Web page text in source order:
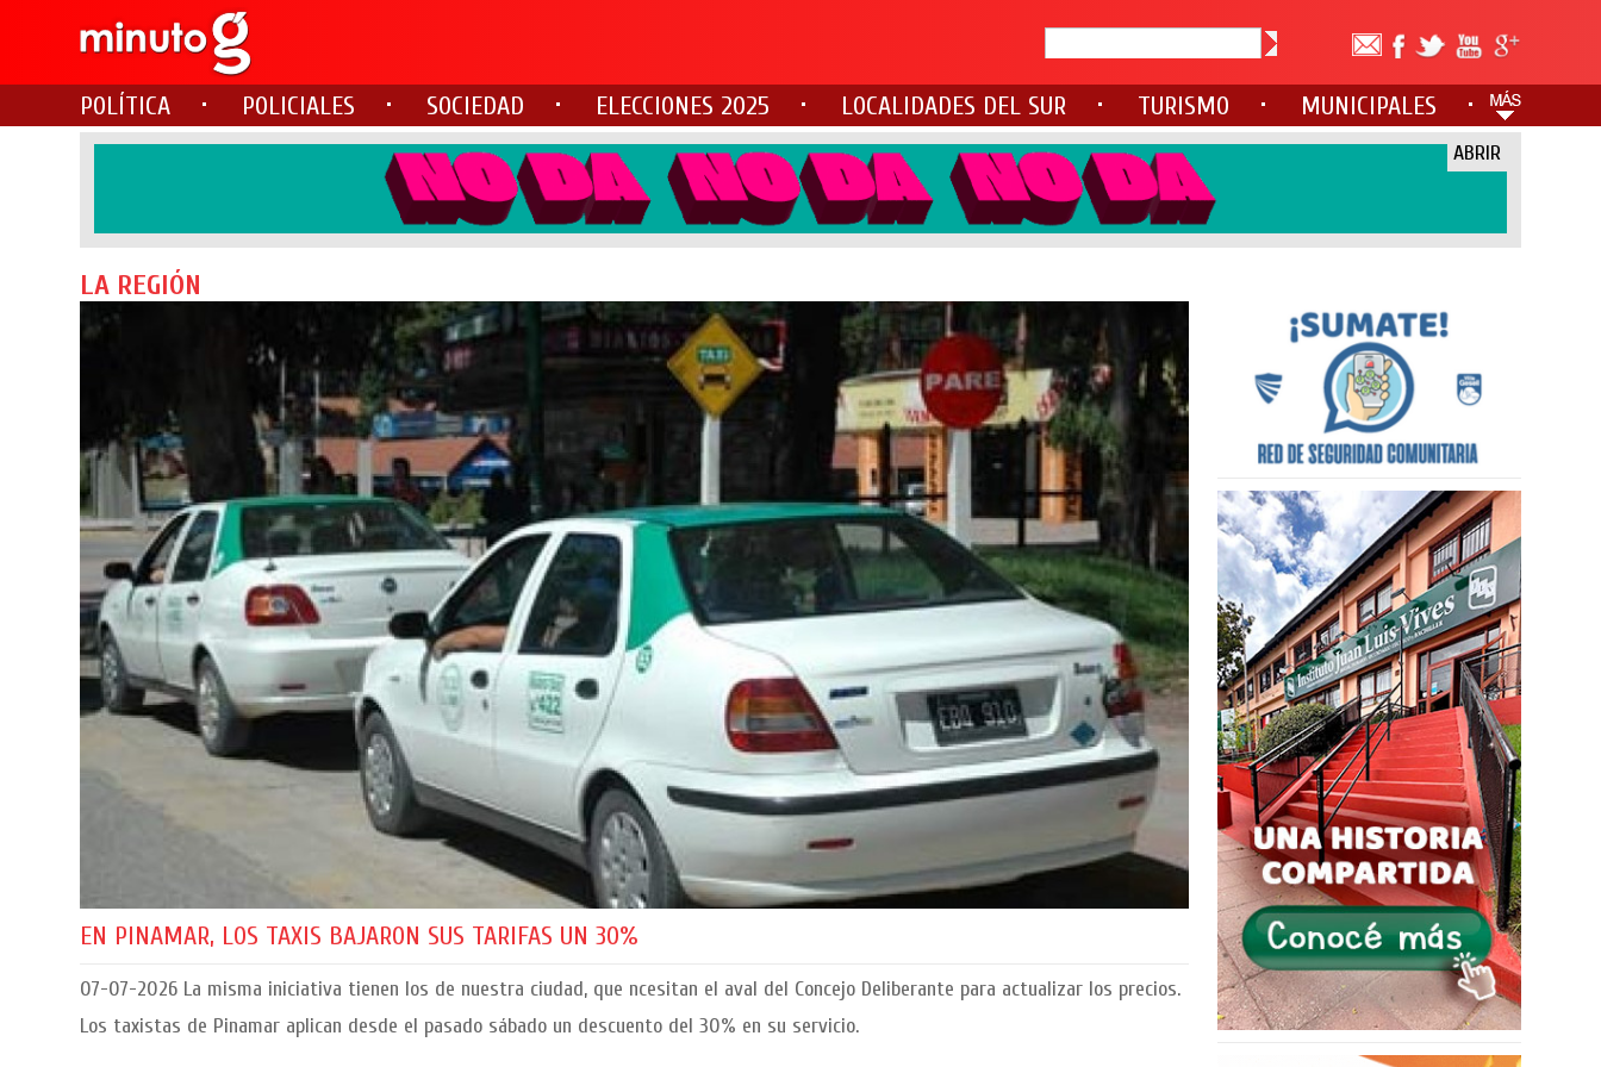
POLÍTICA POLICIALES SOCIEDAD ELECCIONES 2025 LOCALIDADES DEL SUR TURISMO MUNICIPALES
ABRIR
LA REGIÓN
EN PINAMAR, LOS TAXIS BAJARON SUS TARIFAS UN 30%
07-07-2026 La misma iniciativa tienen los de nuestra ciudad, que ncesitan el aval del Concejo Deliberante para actualizar los precios.
Los taxistas de Pinamar aplican desde el pasado sábado un descuento del 30% en su servicio.